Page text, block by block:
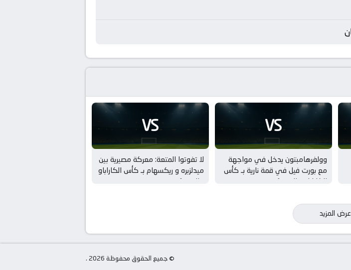
VS
وولفرهامبتون يدخل في مواجهة
مع بورت فيل في قمة نارية بـ كأس
الكاراباو – الدور 1
VS
لا تفوتوا المتعة: معركة مصيرية بين
ميدلزبره و ريكسهام بـ كأس الكاراباو
– الدور 1
عرض المزيد
© جميع الحقوق محفوظة 2026 .